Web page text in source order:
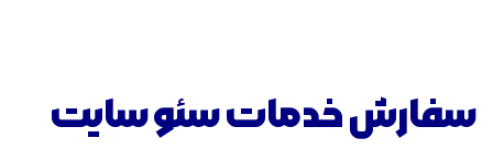
سفارش خدمات سئو سایت